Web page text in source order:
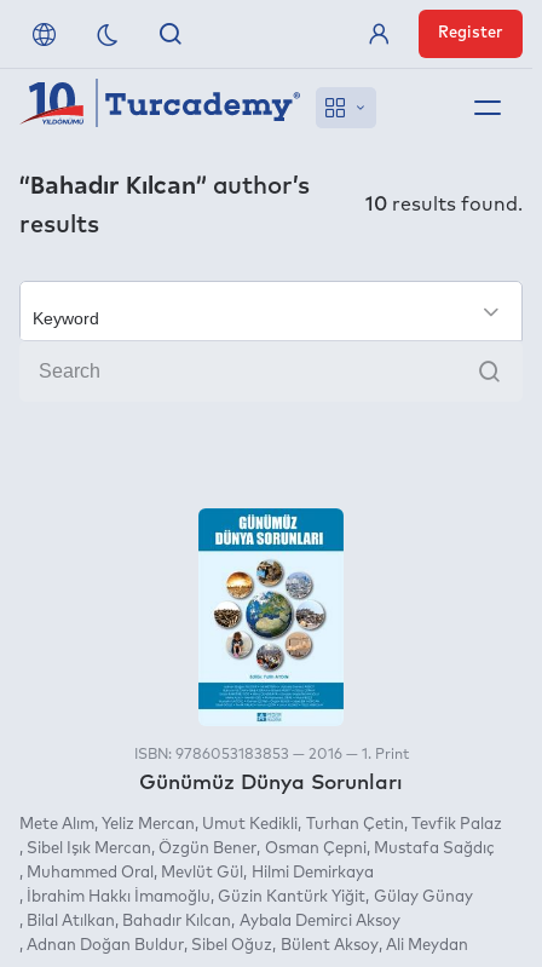
References
Off-Campus Access
FAQ
Member Login
Register
“Bahadır Kılcan” author’s
results
10 results found.
ISBN: 9786053183853 — 2016 — 1. Print
Günümüz Dünya Sorunları
Mete Alım Yeliz Mercan Umut Kedikli Turhan Çetin
Tevfik Palaz
Sibel Işık Mercan
Özgün Bener Osman Çepni
Mustafa Sağdıç
Muhammed Oral
Mevlüt Gül
Hilmi Demirkaya
İbrahim Hakkı İmamoğlu
Güzin Kantürk Yiğit
Gülay Günay
Bilal Atılkan
Bahadır Kılcan
Aybala Demirci Aksoy
Adnan Doğan Buldur Sibel Oğuz Bülent Aksoy Ali Meydan